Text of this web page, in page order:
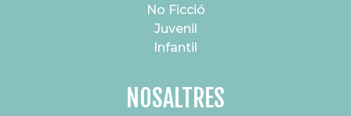
No Ficció
Juvenil
Infantil
NOSALTRES